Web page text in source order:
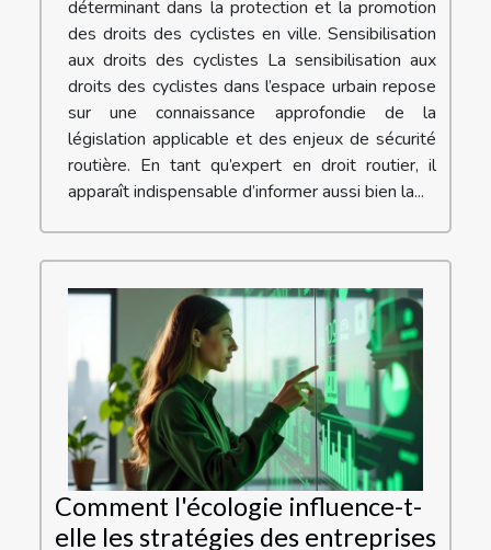
déterminant dans la protection et la promotion
des droits des cyclistes en ville. Sensibilisation
aux droits des cyclistes La sensibilisation aux
droits des cyclistes dans l’espace urbain repose
sur une connaissance approfondie de la
législation applicable et des enjeux de sécurité
routière. En tant qu’expert en droit routier, il
apparaît indispensable d’informer aussi bien la...
Comment l'écologie influence-t-
elle les stratégies des entreprises